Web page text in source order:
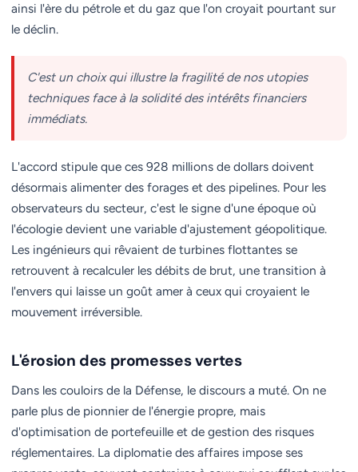
ainsi l'ère du pétrole et du gaz que l'on croyait pourtant sur
le déclin.
C'est un choix qui illustre la fragilité de nos utopies
techniques face à la solidité des intérêts financiers
immédiats.
L'accord stipule que ces 928 millions de dollars doivent
désormais alimenter des forages et des pipelines. Pour les
observateurs du secteur, c'est le signe d'une époque où
l'écologie devient une variable d'ajustement géopolitique.
Les ingénieurs qui rêvaient de turbines flottantes se
retrouvent à recalculer les débits de brut, une transition à
l'envers qui laisse un goût amer à ceux qui croyaient le
mouvement irréversible.
L'érosion des promesses vertes
Dans les couloirs de la Défense, le discours a muté. On ne
parle plus de pionnier de l'énergie propre, mais
d'optimisation de portefeuille et de gestion des risques
réglementaires. La diplomatie des affaires impose ses